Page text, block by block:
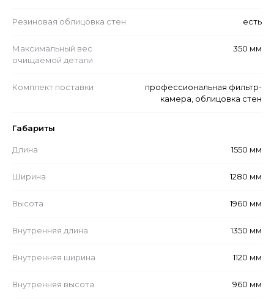
Резиновая облицовка стен есть
Максимальный вес
очищаемой детали
350 мм
Комплект поставки
профессиональная фильтр-
камера, облицовка стен
Габариты
Длина 1550 мм
Ширина 1280 мм
Высота 1960 мм
Внутренняя длина 1350 мм
Внутренняя ширина 1120 мм
Внутренняя высота 960 мм